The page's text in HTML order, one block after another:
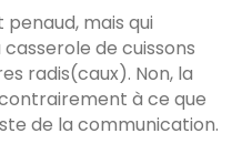
mais qui
de cuissons
radis(caux). Non, la
à ce que
de la communication.